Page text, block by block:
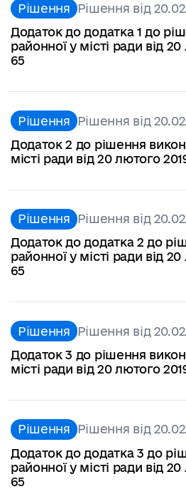
Рішення Рішення від
Додаток до додатка 1 до
районної у місті ради від
65
Рішення Рішення від
Додаток 2 до рішення
місті ради від 20 лютого
Рішення Рішення від
Додаток до додатка 2 до
районної у місті ради від
65
Рішення Рішення від
Додаток 3 до рішення
місті ради від 20 лютого
Рішення Рішення від
Додаток до додатка 3 до
районної у місті ради від
65